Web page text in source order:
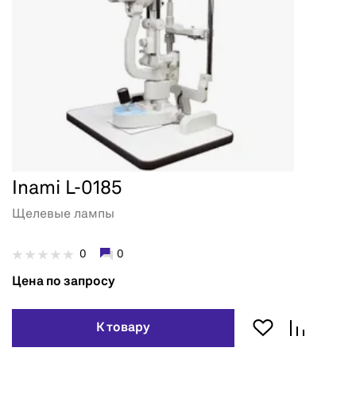
Inami L-0185
Щелевые лампы
0 0
Цена по запросу
К товару